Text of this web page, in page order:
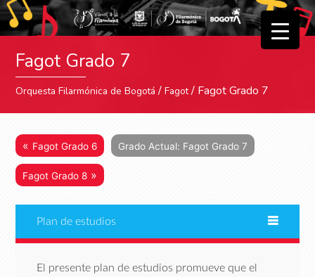
Fagot Grado 7
Orquesta Filarmónica de Bogotá /Fagot/ Fagot Grado 7
« Fagot Grado 6 Grado Actual: Fagot Grado 7
Fagot Grado 8 »
Plan de estudios
El presente plan de estudios promueve que el